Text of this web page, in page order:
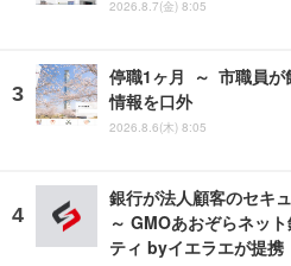
2026.8.7(金) 8:05
停職1ヶ月 ～ 市職員が
情報を口外
2026.8.6(木) 8:05
銀行が法人顧客のセキ
～ GMOあおぞらネッ
ティ byイエラエが提携